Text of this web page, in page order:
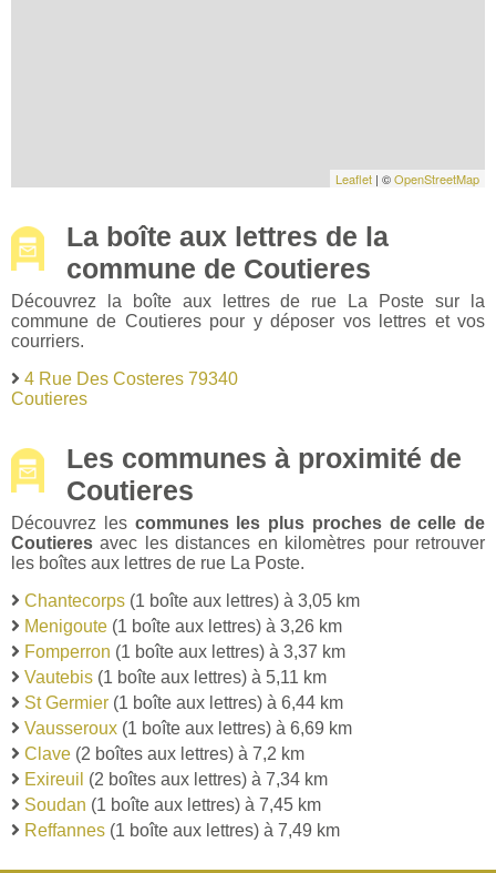
Leaflet | ©OpenStreetMap
La boîte aux lettres de la
commune de Coutieres
Découvrez la boîte aux lettres de rue La Poste sur la
commune de Coutieres pour y déposer vos lettres et vos
courriers.
4 Rue Des Costeres 79340
Coutieres
Les communes à proximité de
Coutieres
Découvrez les communes les plus proches de celle de
Coutieres avec les distances en kilomètres pour retrouver
les boîtes aux lettres de rue La Poste.
Chantecorps (1 boîte aux lettres) à 3,05 km
Menigoute (1 boîte aux lettres) à 3,26 km
Fomperron (1 boîte aux lettres) à 3,37 km
Vautebis (1 boîte aux lettres) à 5,11 km
St Germier (1 boîte aux lettres) à 6,44 km
Vausseroux (1 boîte aux lettres) à 6,69 km
Clave (2 boîtes aux lettres) à 7,2 km
Exireuil (2 boîtes aux lettres) à 7,34 km
Soudan (1 boîte aux lettres) à 7,45 km
Reffannes (1 boîte aux lettres) à 7,49 km